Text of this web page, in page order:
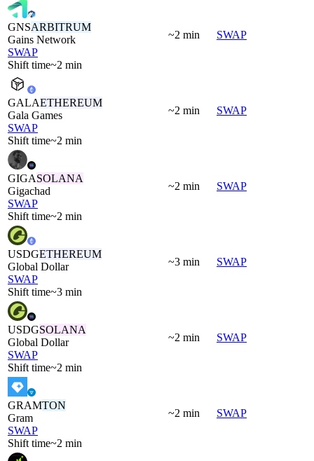
GNSARBITRUM
Gains Network
SWAP
Shift time~2 min
~2 min SWAP
GALAETHEREUM
Gala Games
SWAP
Shift time~2 min
~2 min SWAP
GIGASOLANA
Gigachad
SWAP
Shift time~2 min
~2 min SWAP
USDGETHEREUM
Global Dollar
SWAP
Shift time~3 min
~3 min SWAP
USDGSOLANA
Global Dollar
SWAP
Shift time~2 min
~2 min SWAP
GRAMTON
Gram
SWAP
Shift time~2 min
~2 min SWAP